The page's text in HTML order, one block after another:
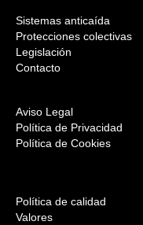
Sistemas anticaída
Protecciones colectivas
Legislación
Contacto
Aviso Legal
Política de Privacidad
Política de Cookies
Política de calidad
Valores